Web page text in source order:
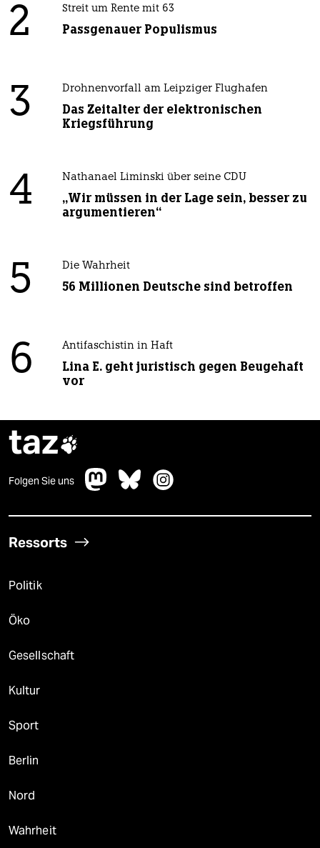
2 Streit um Rente mit 63
Passgenauer Populismus
3 Drohnenvorfall am Leipziger Flughafen
Das Zeitalter der elektronischen
Kriegsführung
4 Nathanael Liminski über seine CDU
„Wir müssen in der Lage sein, besser zu
argumentieren“
5 Die Wahrheit
56 Millionen Deutsche sind betroffen
6 Antifaschistin in Haft
Lina E. geht juristisch gegen Beugehaft
vor
taz
Folgen Sie uns
Ressorts
Politik
Öko
Gesellschaft
Kultur
Sport
Berlin
Nord
Wahrheit